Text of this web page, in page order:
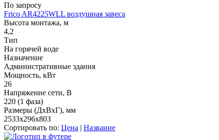
По запросу
Frico AR4225WLL воздушная завеса
Высота монтажа, м
4,2
Тип
На горячей воде
Назначение
Административные здания
Мощность, кВт
26
Напряжение сети, В
220 (1 фаза)
Размеры (ДхВхГ), мм
2533x296x803
Сортировать по: Цена | Название